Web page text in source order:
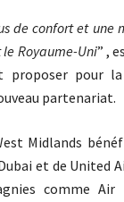
de confort et une
Royaume-Uni” ,
proposer pour
partenariat.
Midlands
et de United
comme Air